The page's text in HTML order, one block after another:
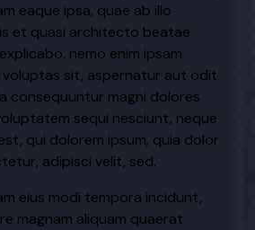
eaque ipsa, quae ab illo
et quasi architecto beatae
nemo enim ipsam
sit, aspernatur aut odit
consequuntur magni dolores
sequi nesciunt, neque
qui dolorem ipsum, quia dolor
adipisci velit, sed.
eius modi tempora incidunt,
magnam aliquam quaerat